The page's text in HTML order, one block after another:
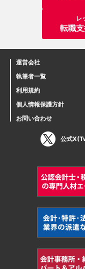
レ
転職
運営会社
執筆者一覧
利用規約
個人情報保護方針
お問い合わせ
公式